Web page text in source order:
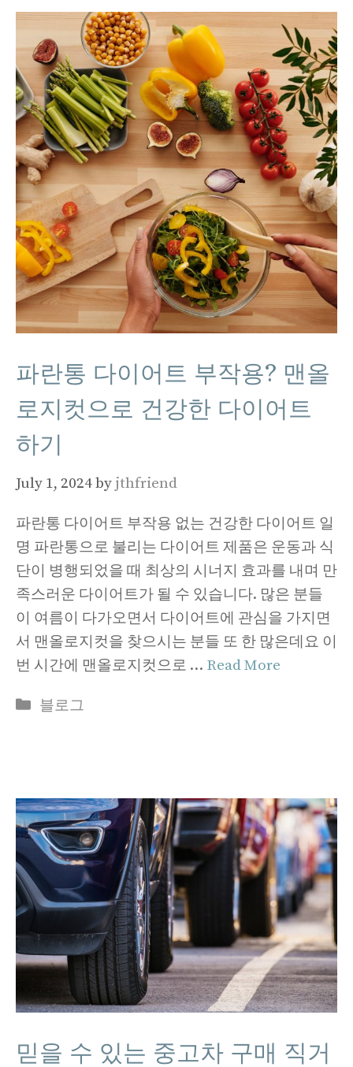
파란통 다이어트 부작용? 맨올
로지컷으로 건강한 다이어트
하기
July 1, 2024by jthfriend
파란통 다이어트 부작용 없는 건강한 다이어트 일
명 파란통으로 불리는 다이어트 제품은 운동과 식
단이 병행되었을 때 최상의 시너지 효과를 내며 만
족스러운 다이어트가 될 수 있습니다. 많은 분들
이 여름이 다가오면서 다이어트에 관심을 가지면
서 맨올로지컷을 찾으시는 분들 또 한 많은데요 이
번 시간에 맨올로지컷으로 … Read More
Categories
블로그
믿을 수 있는 중고차 구매 직거